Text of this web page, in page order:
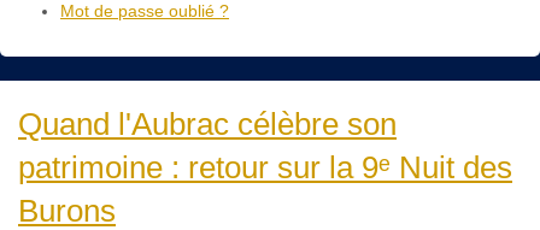
Mot de passe oublié ?
Quand l'Aubrac célèbre son
patrimoine : retour sur la 9ᵉ Nuit des
Burons